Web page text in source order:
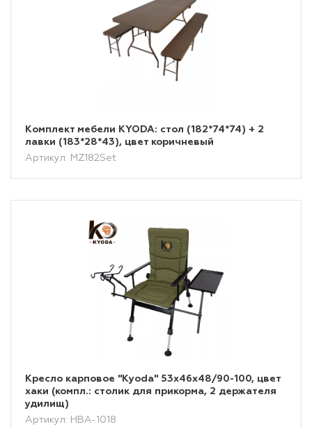
Комплект мебели KYODA: стол (182*74*74) + 2
лавки (183*28*43), цвет коричневый
Артикул: MZ182Set
Кресло карповое "Kyoda" 53х46х48/90-100, цвет
хаки (компл.: столик для прикорма, 2 держателя
удилищ)
Артикул: HBA-1018